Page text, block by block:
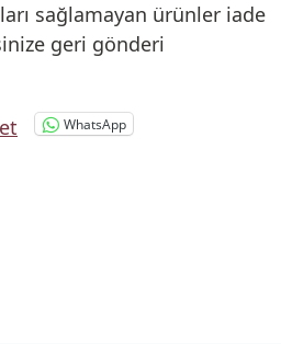
sağlamayan ürünler iade
geri gönderi
WhatsApp